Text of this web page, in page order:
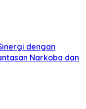
dengan
Narkoba dan